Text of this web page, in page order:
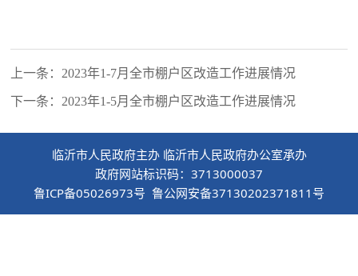
上一条：2023年1-7月全市棚户区改造工作进展情况
下一条：2023年1-5月全市棚户区改造工作进展情况
临沂市人民政府主办 临沂市人民政府办公室承办
政府网站标识码：3713000037
鲁ICP备05026973号 鲁公网安备37130202371811号